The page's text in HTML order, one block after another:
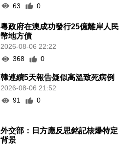
63
0
粵政府在澳成功發行25億離岸人民
幣地方債
2026-08-06 22:22
368
0
韓連續5天報告疑似高溫致死病例
2026-08-06 21:52
91
0
外交部：日方應反思銘記核爆特定
背景